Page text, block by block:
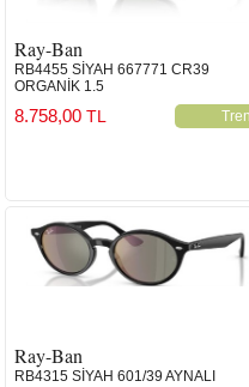
Ray-Ban
RB4455 SİYAH 667771 CR39
ORGANİK 1.5
8.758,00 TL
Ray-Ban
RB4315 SİYAH 601/39 AYNALI